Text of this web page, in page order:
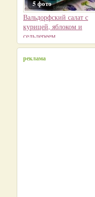
5 фото
Вальдорфский салат с
курицей, яблоком и
сельдереем
реклама